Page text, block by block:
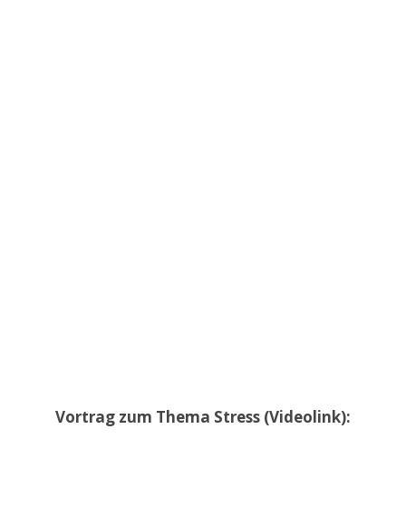
Vortrag zum Thema Stress (Videolink):